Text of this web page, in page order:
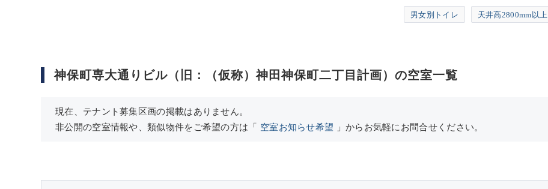
男女別トイレ 天井高2800mm以上
神保町専大通りビル（旧：（仮称）神田神保町二丁目計画）の空室一覧
現在、テナント募集区画の掲載はありません。
非公開の空室情報や、類似物件をご希望の方は「 空室お知らせ希望 」からお気軽にお問合せください。